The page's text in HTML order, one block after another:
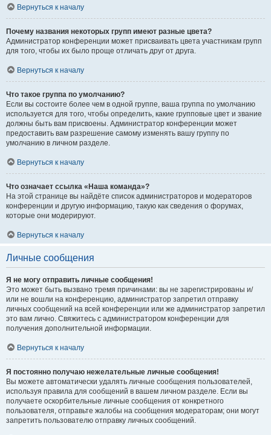
Вернуться к началу
Почему названия некоторых групп имеют разные цвета?
Администратор конференции может присваивать цвета участникам групп
для того, чтобы их было проще отличать друг от друга.
Вернуться к началу
Что такое группа по умолчанию?
Если вы состоите более чем в одной группе, ваша группа по умолчанию
используется для того, чтобы определить, какие групповые цвет и звание
должны быть вам присвоены. Администратор конференции может
предоставить вам разрешение самому изменять вашу группу по
умолчанию в личном разделе.
Вернуться к началу
Что означает ссылка «Наша команда»?
На этой странице вы найдёте список администраторов и модераторов
конференции и другую информацию, такую как сведения о форумах,
которые они модерируют.
Вернуться к началу
Личные сообщения
Я не могу отправить личные сообщения!
Это может быть вызвано тремя причинами: вы не зарегистрированы и/
или не вошли на конференцию, администратор запретил отправку
личных сообщений на всей конференции или же администратор запретил
это вам лично. Свяжитесь с администратором конференции для
получения дополнительной информации.
Вернуться к началу
Я постоянно получаю нежелательные личные сообщения!
Вы можете автоматически удалять личные сообщения пользователей,
используя правила для сообщений в вашем личном разделе. Если вы
получаете оскорбительные личные сообщения от конкретного
пользователя, отправьте жалобы на сообщения модераторам; они могут
запретить пользователю отправку личных сообщений.